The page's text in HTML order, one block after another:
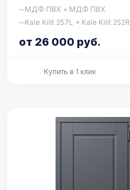
МДФ ПВХ + МДФ ПВХ
Kale Kilit 257L + Kale Kilit 252R
от 26 000 руб.
Купить в 1 клик